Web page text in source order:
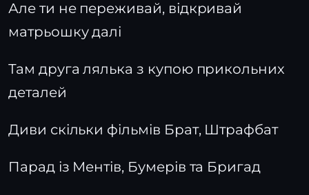
Але ти не переживай, відкривай
матрьошку далі
Там друга лялька з купою прикольних
деталей
Диви скільки фільмів Брат, Штрафбат
Парад із Ментів, Бумерів та Бригад